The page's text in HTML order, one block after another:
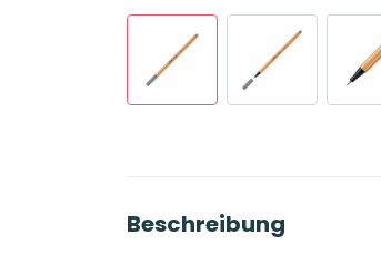
Beschreibung